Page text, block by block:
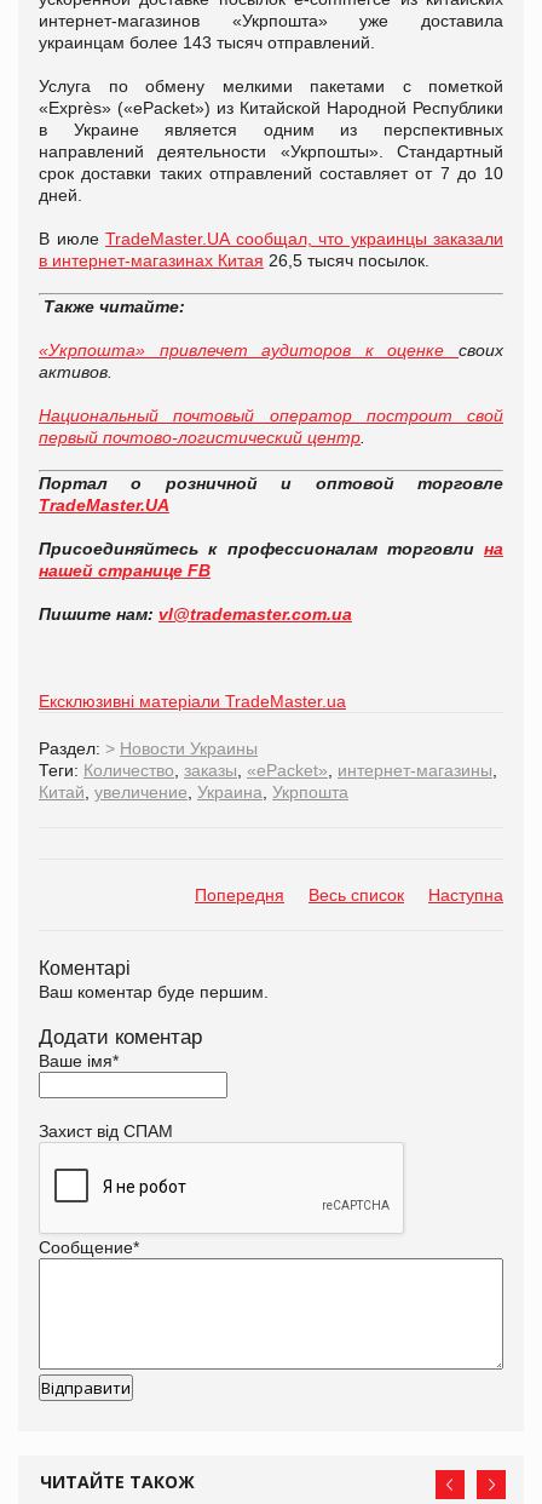
интернет-магазинов «Укрпошта» уже доставила
украинцам более 143 тысяч отправлений.
Услуга по обмену мелкими пакетами с пометкой
«Exprès» («ePacket») из Китайской Народной Республики
в Украине является одним из перспективных
направлений деятельности «Укрпошты». Стандартный
срок доставки таких отправлений составляет от 7 до 10
дней.
В июле TradeMaster.UA сообщал, что украинцы заказали
в интернет-магазинах Китая 26,5 тысяч посылок.
Также читайте:
«Укрпошта» привлечет аудиторов к оценке своих
активов.
Национальный почтовый оператор построит свой
первый почтово-логистический центр
Портал о розничной и оптовой торговле
TradeMaster.UA
Присоединяйтесь к профессионалам торговли на
нашей странице FB
Пишите нам: vl@trademaster.com.ua
Ексклюзивні матеріали TradeMaster.ua
Раздел: > Новости Украины
Теги: Количество заказы «ePacket» интернет-магазины
Китай увеличение Украина Укрпошта
Попередня Весь список Наступна
Коментарі
Ваш коментар буде першим.
Додати коментар
Ваше імя*
Захист від СПАМ
Сообщение*
ЧИТАЙТЕ ТАКОЖ